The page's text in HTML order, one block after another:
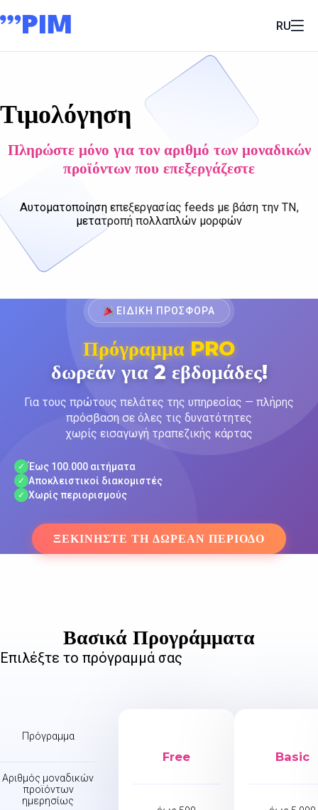
RU
Τιμολόγηση
Πληρώστε μόνο για τον αριθμό των μοναδικών
προϊόντων που επεξεργάζεστε
Αυτοματοποίηση επεξεργασίας feeds με βάση την ΤΝ,
μετατροπή πολλαπλών μορφών
ΕΙΔΙΚΉ ΠΡΟΣΦΟΡΆ
Πρόγραμμα PRO
δωρεάν για 2 εβδομάδες!
Για τους πρώτους πελάτες της υπηρεσίας — πλήρης
πρόσβαση σε όλες τις δυνατότητες
χωρίς εισαγωγή τραπεζικής κάρτας
✓ Έως 100.000 αιτήματα
✓ Αποκλειστικοί διακομιστές
✓ Χωρίς περιορισμούς
ΞΕΚΙΝΉΣΤΕ ΤΗ ΔΩΡΕΆΝ ΠΕΡΊΟΔΟ
Βασικά Προγράμματα
Επιλέξτε το πρόγραμμά σας
Πρόγραμμα
Αριθμός μοναδικών
προϊόντων
ημερησίως
Free Basic